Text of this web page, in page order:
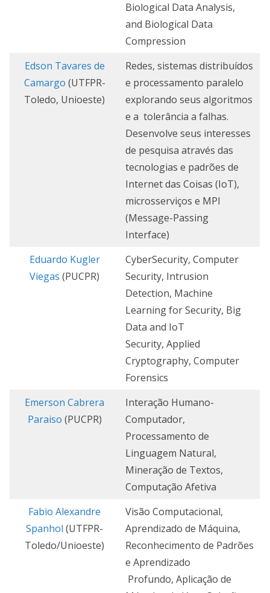
Biological Data Analysis,
and Biological Data
Compression
Edson Tavares de
Camargo (UTFPR-
Toledo, Unioeste)
Redes, sistemas distribuídos
e processamento paralelo
explorando seus algoritmos
e a tolerância a falhas.
Desenvolve seus interesses
de pesquisa através das
tecnologias e padrões de
Internet das Coisas (IoT),
microsserviços e MPI
(Message-Passing
Interface)
Eduardo Kugler
Viegas (PUCPR)
CyberSecurity, Computer
Security, Intrusion
Detection, Machine
Learning for Security, Big
Data and IoT
Security, Applied
Cryptography, Computer
Forensics
Emerson Cabrera
Paraiso (PUCPR)
Interação Humano-
Computador,
Processamento de
Linguagem Natural,
Mineração de Textos,
Computação Afetiva
Fabio Alexandre
Spanhol (UTFPR-
Toledo/Unioeste)
Visão Computacional,
Aprendizado de Máquina,
Reconhecimento de Padrões
e Aprendizado
Profundo, Aplicação de